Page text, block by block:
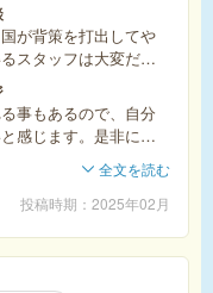
が背策を打出してや
スタッフは大変だな
事もあるので、自分
感じます。是非にと
うに地道に取組む事
全文を読む
投稿時期 2025年02月